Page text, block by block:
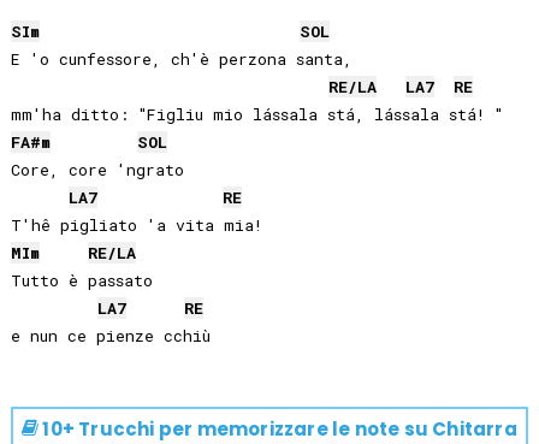
SIm
SOL
E 'o cunfessore, ch'è perzona santa,
RE/LA LA7
RE
FA#m
SOL
Core, core 'ngrato
LA7
RE
MIm RE/LA
Tutto è passato
LA7
RE
10+ Trucchi per memorizzare le note su Chitarra